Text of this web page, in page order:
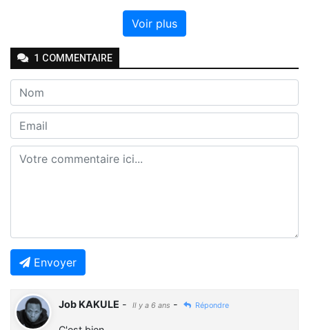
Voir plus
1 COMMENTAIRE
Envoyer
Job KAKULE - Il y a 6 ans - Répondre